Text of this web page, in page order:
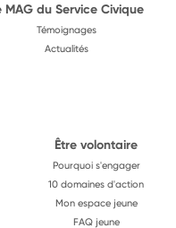
MAG du Service Civique
Témoignages
Actualités
Être volontaire
Pourquoi s'engager
10 domaines d'action
Mon espace jeune
FAQ jeune